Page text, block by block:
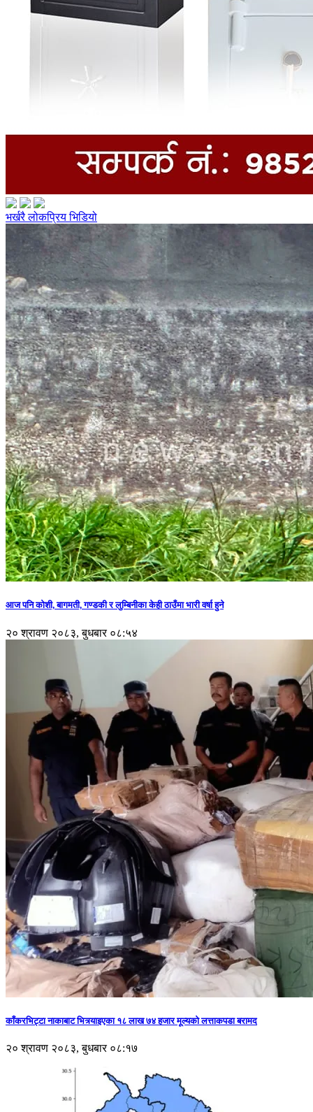
भर्खरैलोकप्रियभिडियो
आज पनि कोशी, बागमती, गण्डकी र लुम्बिनीका केही ठाउँमा भारी वर्षा हुने
२० श्रावण २०८३, बुधबार ०८:५४
काँकरभिट्टा नाकाबाट भित्र्याइएका १८ लाख ७४ हजार मूल्यकाे लत्ताकपडा बरामद
२० श्रावण २०८३, बुधबार ०८:१७